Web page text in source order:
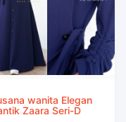
wanita Elegan
Zaara Seri-D